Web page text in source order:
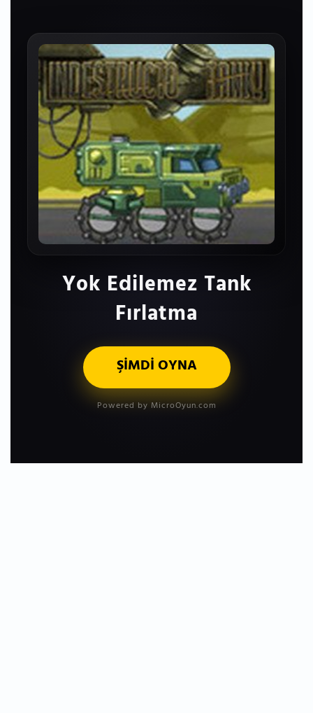
Yok Edilemez Tank
Fırlatma
ŞİMDİ OYNA
Powered by MicroOyun.com